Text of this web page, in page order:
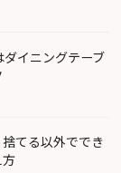
ダイニングテーブ
てる以外ででき